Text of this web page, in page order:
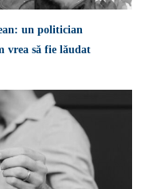
un politician
vrea să fie lăudat